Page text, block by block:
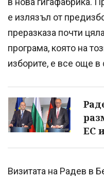
е излязъл от
преразказа почти
програма, която на
изборите, е все още
ЕС
Визитата на Радев в